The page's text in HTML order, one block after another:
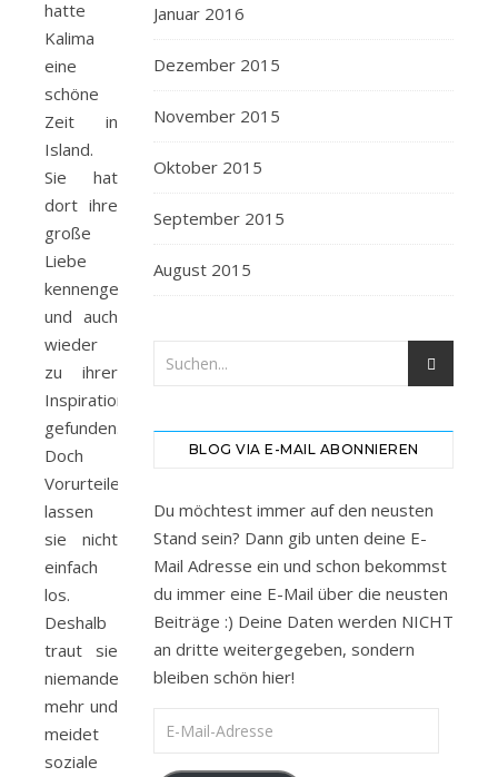
hatte
Kalima
eine
schöne
Zeit in
Island.
Sie hat
dort ihre
große
Liebe
kennengelernt
und auch
wieder
zu ihrer
Inspiration
gefunden.
Doch
Vorurteile
lassen
sie nicht
einfach
los.
Deshalb
traut sie
niemanden
mehr und
meidet
soziale
Januar 2016
Dezember 2015
November 2015
Oktober 2015
September 2015
August 2015
BLOG VIA E-MAIL ABONNIEREN
Du möchtest immer auf den neusten
Stand sein? Dann gib unten deine E-
Mail Adresse ein und schon bekommst
du immer eine E-Mail über die neusten
Beiträge :) Deine Daten werden NICHT
an dritte weitergegeben, sondern
bleiben schön hier!
E-Mail-Adresse